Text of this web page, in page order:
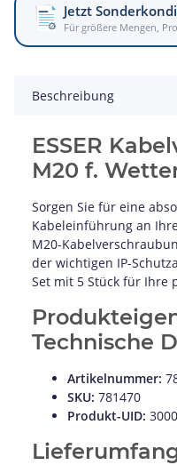
Jetzt
Für größere Mengen,
Beschreibung
ESSER
M20 f.
Sorgen Sie für eine
Kabeleinführung an
M20-
der wichtigen IP-
Set mit 5 Stück für Ihre
Technische
Artikelnummer:
SKU: 781470
Produkt-UID: